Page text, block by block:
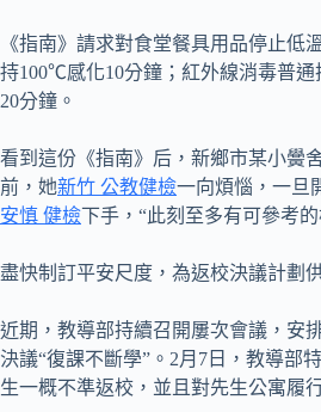
《指南》請求對食堂餐具用品停止低
持100℃感化10分鐘；紅外線消毒普
20分鐘。
看到這份《指南》后，新鄉市某小黌
前，她新竹 公教健檢一向煩惱，一旦
安慎 健檢下手，“此刻至多有可參考的
盡快制訂平安尺度，為返校決議計劃
近期，教導部持續召開屢次會議，安
決議“復課不斷學”。2月7日，教導部
生一概不準返校，並且對先生公寓履